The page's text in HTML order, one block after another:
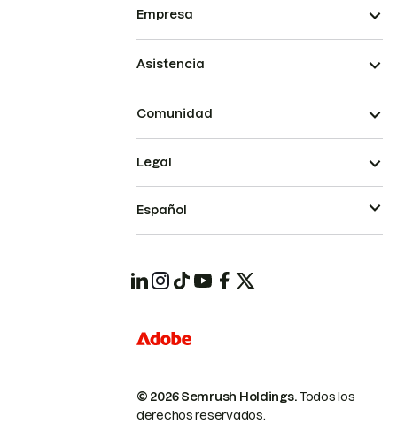
Empresa
Asistencia
Comunidad
© 2026 Semrush Holdings.Todos los
derechos reservados.
Legal
Español